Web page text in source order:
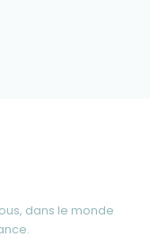
dans le monde